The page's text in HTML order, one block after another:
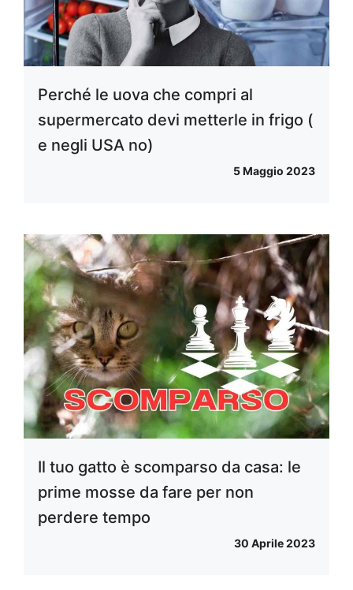
Perché le uova che compri al
supermercato devi metterle in frigo (
e negli USA no)
5 Maggio 2023
Il tuo gatto è scomparso da casa: le
prime mosse da fare per non
perdere tempo
30 Aprile 2023